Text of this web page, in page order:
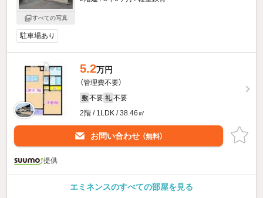
すべての写真
駐車場あり
5.2万円
（管理費不要）
敷 不要 礼 不要
2階 / 1LDK / 38.46㎡
お問い合わせ （無料）
提供
エミネンスのすべての部屋を見る